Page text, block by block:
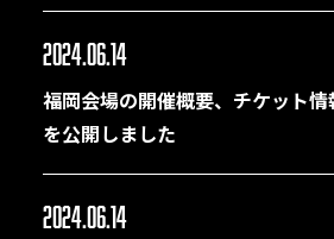
2024.06.14
福岡会場の開催概要、チケット
を公開しました
2024.06.14